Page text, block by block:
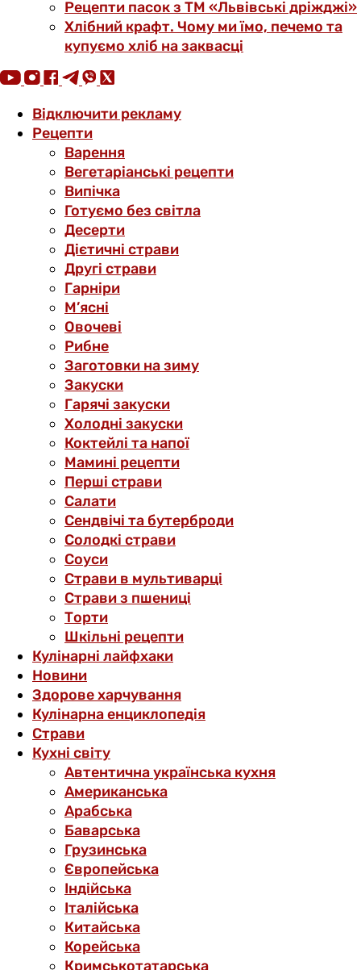
Рецепти пасок з ТМ «Львівські дріжджі»
Хлібний крафт. Чому ми їмо, печемо та
купуємо хліб на заквасці
Відключити рекламу
Рецепти
Варення
Вегетаріанські рецепти
Випічка
Готуємо без світла
Десерти
Дієтичні страви
Другі страви
Гарніри
М’ясні
Овочеві
Рибне
Заготовки на зиму
Закуски
Гарячі закуски
Холодні закуски
Коктейлі та напої
Мамині рецепти
Перші страви
Салати
Сендвічі та бутерброди
Солодкі страви
Соуси
Страви в мультиварці
Страви з пшениці
Торти
Шкільні рецепти
Кулінарні лайфхаки
Новини
Здорове харчування
Кулінарна енциклопедія
Страви
Кухні світу
Автентична українська кухня
Американська
Арабська
Баварська
Грузинська
Європейська
Індійська
Італійська
Китайська
Корейська
Кримськотатарська